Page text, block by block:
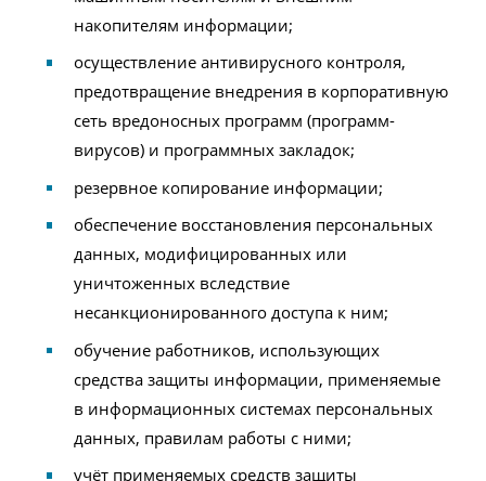
накопителям информации;
осуществление антивирусного контроля,
предотвращение внедрения в корпоративную
сеть вредоносных программ (программ-
вирусов) и программных закладок;
резервное копирование информации;
обеспечение восстановления персональных
данных, модифицированных или
уничтоженных вследствие
несанкционированного доступа к ним;
обучение работников, использующих
средства защиты информации, применяемые
в информационных системах персональных
данных, правилам работы с ними;
учёт применяемых средств защиты